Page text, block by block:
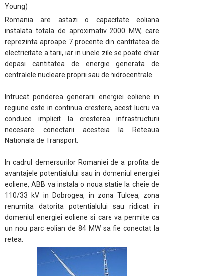
Young)
Romania are astazi o capacitate eoliana
instalata totala de aproximativ 2000 MW, care
reprezinta aproape 7 procente din cantitatea de
electricitate a tarii, iar in unele zile se poate chiar
depasi cantitatea de energie generata de
centralele nucleare proprii sau de hidrocentrale.
Intrucat ponderea generarii energiei eoliene in
regiune este in continua crestere, acest lucru va
conduce implicit la cresterea infrastructurii
necesare conectarii acesteia la Reteaua
Nationala de Transport.
In cadrul demersurilor Romaniei de a profita de
avantajele potentialului sau in domeniul energiei
eoliene, ABB va instala o noua statie la cheie de
110/33 kV in Dobrogea, in zona Tulcea, zona
renumita datorita potentialului sau ridicat in
domeniul energiei eoliene si care va permite ca
un nou parc eolian de 84 MW sa fie conectat la
retea.